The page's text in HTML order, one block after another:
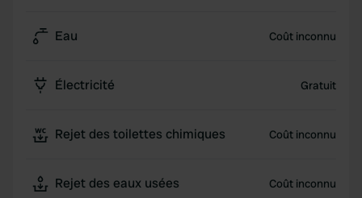
Eau Coût inconnu
Électricité Gratuit
Rejet des toilettes chimiques Coût inconnu
Rejet des eaux usées Coût inconnu